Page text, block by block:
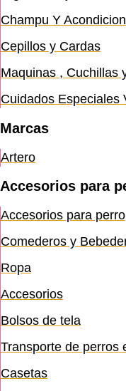
Champu Y
Cepillos y Cardas
Maquinas , Cuchillas
Cuidados Especiales
Marcas
Artero
Accesorios para
Accesorios para perro
Comederos y
Ropa
Accesorios
Bolsos de tela
Transporte de perros
Casetas